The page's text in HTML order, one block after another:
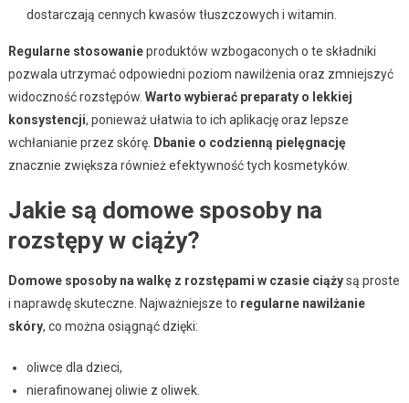
dostarczają cennych kwasów tłuszczowych i witamin.
Regularne stosowanieproduktów wzbogaconych o te składniki
pozwala utrzymać odpowiedni poziom nawilżenia oraz zmniejszyć
widoczność rozstępów. Warto wybierać preparaty o lekkiej
konsystencji, ponieważ ułatwia to ich aplikację oraz lepsze
wchłanianie przez skórę. Dbanie o codzienną pielęgnację
znacznie zwiększa również efektywność tych kosmetyków.
Jakie są domowe sposoby na
rozstępy w ciąży?
Domowe sposoby na walkę z rozstępami w czasie ciążysą proste
i naprawdę skuteczne. Najważniejsze to regularne nawilżanie
skóry, co można osiągnąć dzięki:
oliwce dla dzieci,
nierafinowanej oliwie z oliwek.